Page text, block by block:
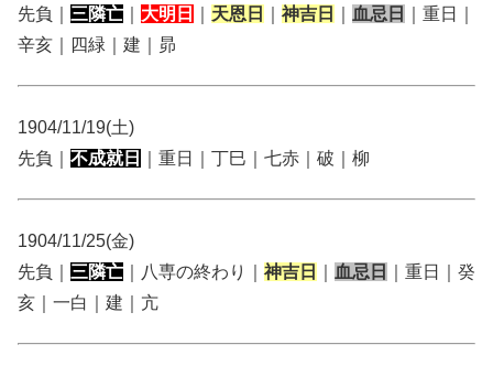
先負｜ 三隣亡 大明日 天恩日 神吉日 血忌日
｜重日｜
辛亥｜四緑｜建｜昴
1904/11/19(土)
先負｜ 不成就日 ｜重日｜丁巳｜七赤｜破｜柳
1904/11/25(金)
先負｜ 三隣亡 ｜八専の終わり｜ 神吉日 血忌日
｜重日｜癸
亥｜一白｜建｜亢